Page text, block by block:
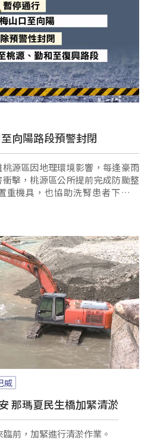
向陽路段預警封閉
源區因地理環境影響，每逢豪雨
擊，桃源區公所提前完成防颱整
機具，也協助洗腎患者下山安
及2輛輕型戰術車進駐，配合防災
威
那瑪夏民生橋加緊清淤
前，加緊進行清淤作業。